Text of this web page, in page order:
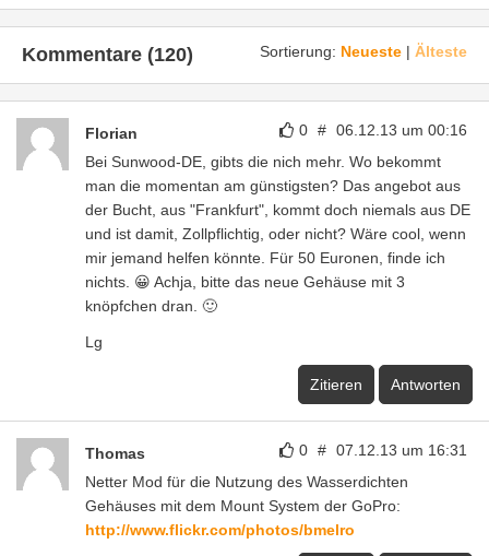
Sortierung: Neueste | Älteste
Kommentare (120)
0 # 06.12.13 um 00:16
Florian
Bei Sunwood-DE, gibts die nich mehr. Wo bekommt
man die momentan am günstigsten? Das angebot aus
der Bucht, aus "Frankfurt", kommt doch niemals aus DE
und ist damit, Zollpflichtig, oder nicht? Wäre cool, wenn
mir jemand helfen könnte. Für 50 Euronen, finde ich
nichts. 😀 Achja, bitte das neue Gehäuse mit 3
knöpfchen dran. 🙂
Lg
Zitieren Antworten
0 # 07.12.13 um 16:31
Thomas
Netter Mod für die Nutzung des Wasserdichten
Gehäuses mit dem Mount System der GoPro:
http://www.flickr.com/photos/bmelro